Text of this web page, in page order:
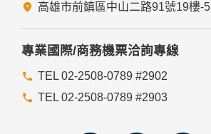
高雄市前鎮區中山二路91號19樓-5
專業國際/商務機票洽詢專線
TEL 02-2508-0789 #2902
TEL 02-2508-0789 #2903